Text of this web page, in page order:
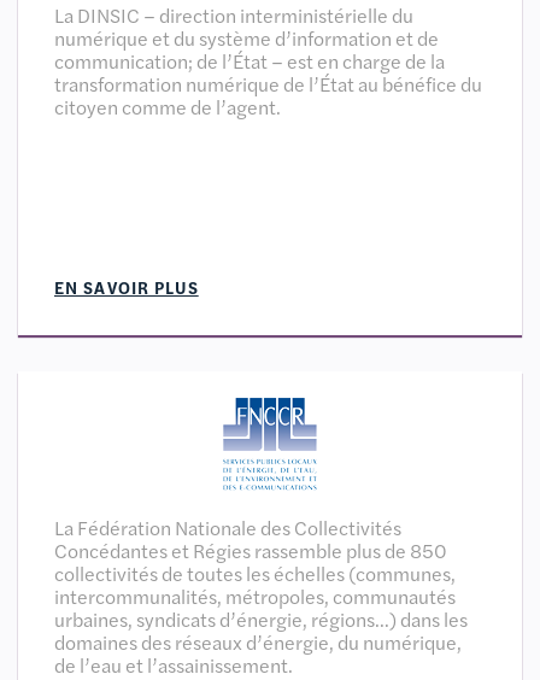
La DINSIC – direction interministérielle du
numérique et du système d’information et de
communication; de l’État – est en charge de la
transformation numérique de l’État au bénéfice du
citoyen comme de l’agent.
EN SAVOIR PLUS
La Fédération Nationale des Collectivités
Concédantes et Régies rassemble plus de 850
collectivités de toutes les échelles (communes,
intercommunalités, métropoles, communautés
urbaines, syndicats d’énergie, régions…) dans les
domaines des réseaux d’énergie, du numérique,
de l’eau et l’assainissement.